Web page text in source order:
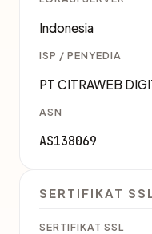
Indonesia
ISP / PENYEDIA
PT CITRAWEB
ASN
AS138069
SERTIFIKAT
SERTIFIKAT SSL